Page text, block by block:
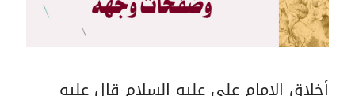
أخلاق الإمام علي عليه السلام قال عليه